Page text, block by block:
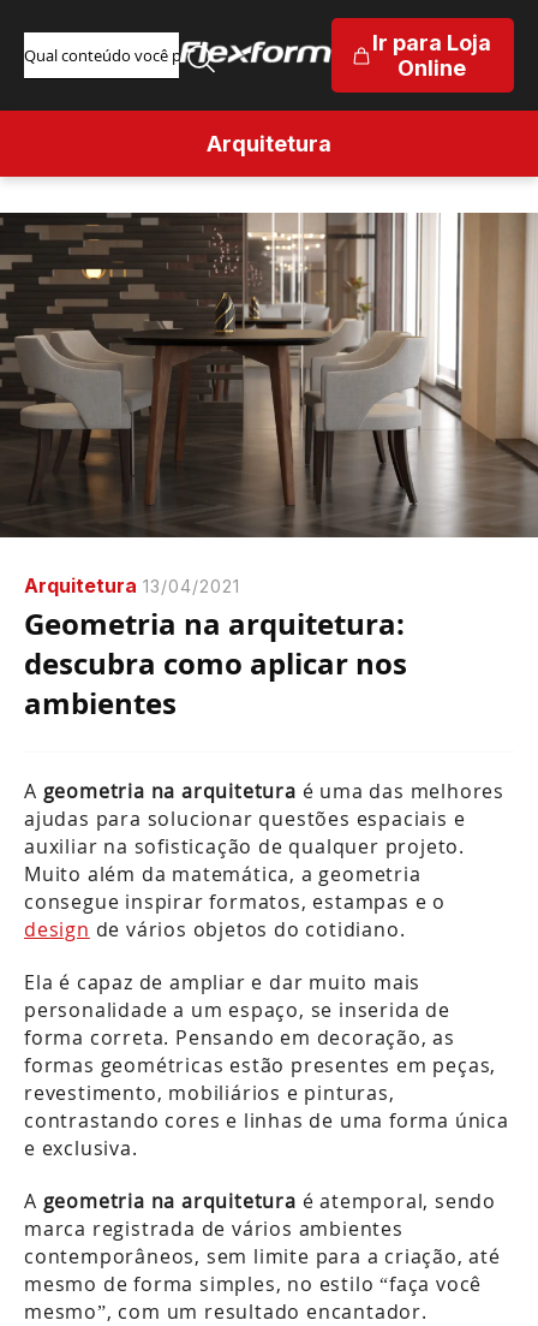
Ir para Loja
Online
Arquitetura
Arquitetura 13/04/2021
Geometria na arquitetura:
descubra como aplicar nos
ambientes
A geometria na arquitetura é uma das melhores
ajudas para solucionar questões espaciais e
auxiliar na sofisticação de qualquer projeto.
Muito além da matemática, a geometria
consegue inspirar formatos, estampas e o
design de vários objetos do cotidiano.
Ela é capaz de ampliar e dar muito mais
personalidade a um espaço, se inserida de
forma correta. Pensando em decoração, as
formas geométricas estão presentes em peças,
revestimento, mobiliários e pinturas,
contrastando cores e linhas de uma forma única
e exclusiva.
A geometria na arquitetura é atemporal, sendo
marca registrada de vários ambientes
contemporâneos, sem limite para a criação, até
mesmo de forma simples, no estilo “faça você
mesmo”, com um resultado encantador.